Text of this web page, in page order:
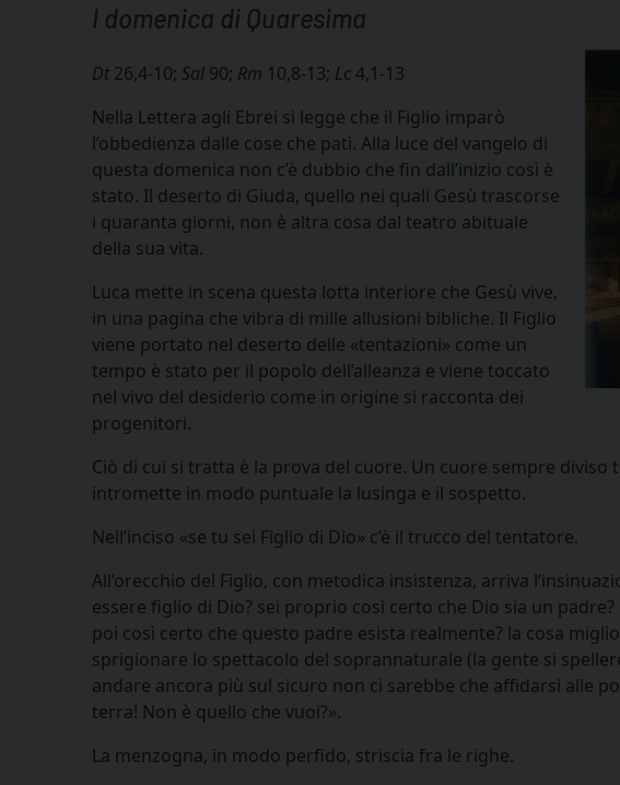
I domenica di Quaresima
Dt26,4-10; Sal 90; Rm 10,8-13; Lc 4,1-13
Nella Lettera agli Ebrei si legge che il Figlio imparò
l’obbedienza dalle cose che patì. Alla luce del vangelo di
questa domenica non c’è dubbio che fin dall’inizio così è
stato. Il deserto di Giuda, quello nei quali Gesù trascorse
i quaranta giorni, non è altra cosa dal teatro abituale
della sua vita.
Luca mette in scena questa lotta interiore che Gesù vive,
in una pagina che vibra di mille allusioni bibliche. Il Figlio
viene portato nel deserto delle «tentazioni» come un
tempo è stato per il popolo dell’alleanza e viene toccato
nel vivo del desiderio come in origine si racconta dei
progenitori.
Ciò di cui si tratta è la prova del cuore. Un cuore sempre
intromette in modo puntuale la lusinga e il sospetto.
Nell’inciso «se tu sei Figlio di Dio» c’è il trucco del tentatore.
All’orecchio del Figlio, con metodica insistenza, arriva
essere figlio di Dio? sei proprio così certo che Dio sia un
poi così certo che questo padre esista realmente? la cosa
sprigionare lo spettacolo del soprannaturale (la gente si
andare ancora più sul sicuro non ci sarebbe che affidarsi alle
terra! Non è quello che vuoi?».
La menzogna, in modo perfido, striscia fra le righe.